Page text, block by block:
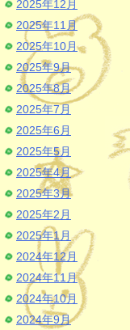
2025年12月
2025年11月
2025年10月
2025年9月
2025年8月
2025年7月
2025年6月
2025年5月
2025年4月
2025年3月
2025年2月
2025年1月
2024年12月
2024年11月
2024年10月
2024年9月